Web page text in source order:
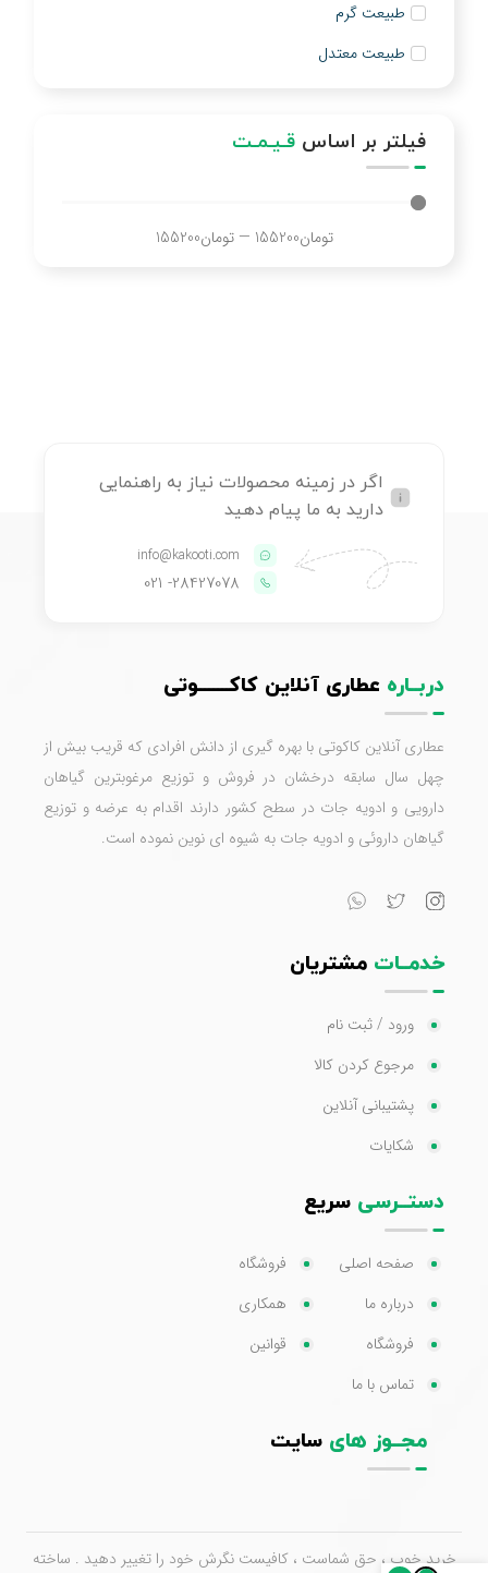
طبیعت گرم
طبیعت معتدل
فیلتر بر اساس قـیـمـت
تومان155200
—تومان155200
اگر در زمینه محصولات نیاز به راهنمایی
دارید به ما پیام دهید
info@kakooti.com
28427078
- 021
دربــاره عطاری آنلاین کاکـــــــوتی
عطاری آنلاین کاکوتی با بهره گیری از دانش افرادی که قریب بیش از
چهل سال سابقه درخشان در فروش و توزیع مرغوبترین گیاهان
دارویی و ادویه جات در سطح کشور دارند اقدام به عرضه و توزیع
گیاهان داروئی و ادویه جات به شیوه ای نوین نموده است.
خدمــات مشتریان
ورود / ثبت نام
مرجوع کردن کالا
پشتیبانی آنلاین
شکایات
دستــرسی سریع
صفحه اصلی
درباره ما
فروشگاه
تماس با ما
فروشگاه
همکاری
قوانین
مجــوز های سایت
خرید خوب ، حق شماست ، کافیست نگرش خود را تغییر دهید . ساخته